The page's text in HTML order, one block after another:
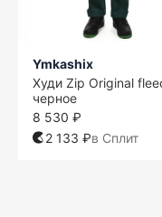
Ymkashix
Худи Zip Original
черное
8 530 ₽
2 133 ₽в Сплит